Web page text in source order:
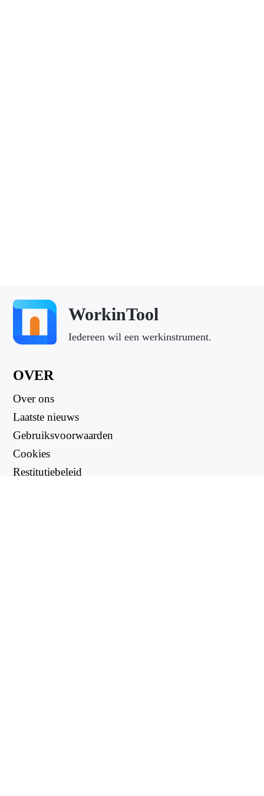
WorkinTool
Iedereen wil een werkinstrument.
OVER
Over ons
Laatste nieuws
Gebruiksvoorwaarden
Cookies
Restitutiebeleid